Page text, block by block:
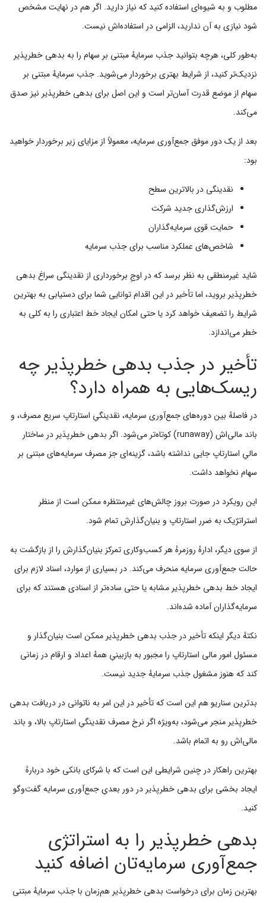
مطلوب و به شیوه‌ای استفاده کنید که نیاز دارید. اگر هم در نهایت مشخص
شود نیازی به آن ندارید، الزامی در استفاده‌اش نیست.
به‌طور کلی، هرچه بتوانید جذب سرمایهٔ مبتنی بر سهام را به بدهی خطرپذیر
نزدیک‌تر کنید، از شرایط بهتری برخوردار می‌شوید. جذب سرمایهٔ مبتنی بر
سهام از موضع قدرت آسان‌تر است و این اصل برای بدهی خطرپذیر نیز صدق
می‌کند.
بعد از یک دور موفق جمع‌آوری سرمایه، معمولاً از مزایای زیر برخوردار خواهید
بود:
نقدینگی در بالاترین سطح
ارزش‌گذاری جدید شرکت
حمایت قوی سرمایه‌گذاران
شاخص‌های عملکرد مناسب برای جذب سرمایه
شاید غیرمنطقی به نظر برسد که در اوجِ برخورداری از نقدینگی سراغ بدهی
خطرپذیر بروید، اما تأخیر در این اقدام توانایی شما برای دستیابی به بهترین
شرایط را تضعیف خواهد کرد یا حتی امکان ایجاد خط اعتباری را به کلی به
خطر می‌اندازد.
تأخیر در جذب بدهی خطرپذیر چه
ریسک‌هایی به همراه دارد؟
در فاصلهٔ بین دوره‌های جمع‌آوری سرمایه، نقدینگیِ استارتاپ سریع مصرف، و
باند مالی‌اش (runaway) کوتاه‌تر می‌شود. اگر بدهی خطرپذیر در ساختار
مالیِ استارتاپ جایی نداشته باشد، گزینه‌ای جز مصرف سرمایه‌های مبتنی بر
سهام نخواهد داشت.
این رویکرد در صورت بروز چالش‌های غیرمنتظره ممکن است از منظر
استراتژیک به ضرر استارتاپ و بنیان‌گذارش تمام شود.
از سوی دیگر، ادارهٔ روزمرهٔ هر کسب‌وکاری تمرکز بنیان‌گذارش را از بازگشت به
حالت جمع‌آوری سرمایه منحرف می‌کند. در بسیاری از موارد، اسناد لازم برای
ایجاد خط بدهی خطرپذیر مشابه یا حتی ساده‌تر از اسنادی هستند که برای
سرمایه‌گذاران آماده شده‌اند.
نکتهٔ دیگر اینکه تأخیر در جذب بدهی خطرپذیر ممکن است بنیان‌گذار و
مسئول امور مالی استارتاپ را مجبور به بازبینیِ همهٔ اعداد و ارقام در زمانی
کند که هنوز مشغول جذب سرمایهٔ جدید نیست.
بدترین سناریو هم این است که تأخیر در این امر به ناتوانی در دریافت بدهی
خطرپذیر منجر می‌شود، به‌ویژه اگر نرخ مصرف نقدینگیِ استارتاپ بالا، و باند
مالی‌اش رو به اتمام باشد.
بهترین راهکار در چنین شرایطی این است که با شرکای بانکی خود دربارهٔ
ایجاد بخشی برای بدهی خطرپذیر در دور بعدیِ جمع‌آوری سرمایه گفت‌وگو
کنید.
بدهی خطرپذیر را به استراتژی
جمع‌آوری سرمایه‌تان اضافه کنید
بهترین زمان برای درخواست بدهی خطرپذیر هم‌زمان با جذب سرمایهٔ مبتنی